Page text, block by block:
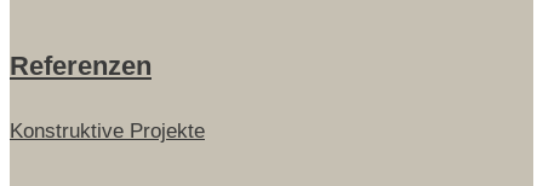
Referenzen
Konstruktive Projekte